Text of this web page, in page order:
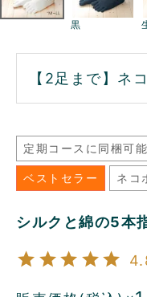
黒
【2足まで】ネ
定期コースに同梱可能
ベストセラー ネコ
シルクと綿の5本